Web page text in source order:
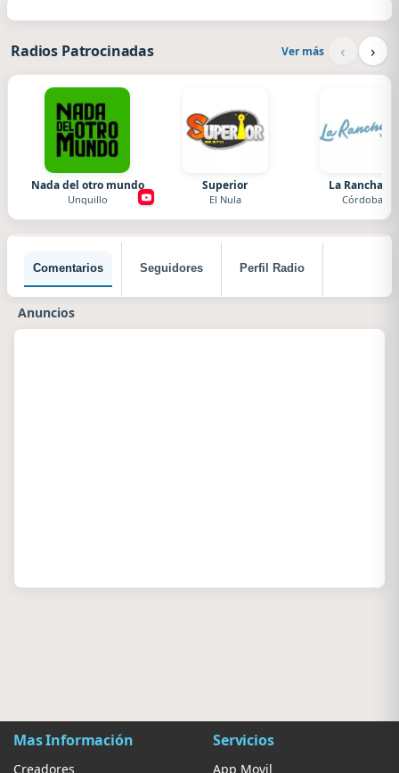
Radios Patrocinadas Ver más ‹ ›
Nada del otro mundo
Unquillo
Superior
El Nula
La Ranchada
Córdoba
Comentarios Seguidores Perfil Radio
Anuncios
Mas Información
Creadores
Servicios
App Movil